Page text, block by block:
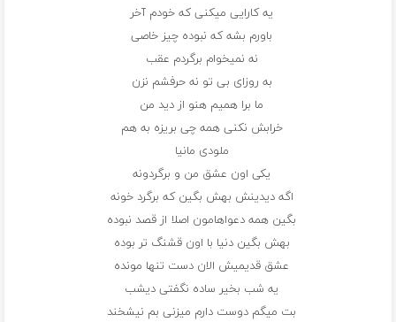
یه کارایی میکنی که خودم آخر
باورم بشه که نبوده چیز خاصی
نه نمیخوام برگردم عقب
به روزای بی تو نه حرفشم نزن
ما برا همیم هنو از دید من
خرابش نکنی همه چی بریزه به هم
ملودی مانیا
یکی اون عشق من و برگردونه
اگه دیدینش بهش بگین که برگرد خونه
بگین همه دعواهامون اصلا از قصد نبوده
بهش بگین دنیا با اون قشنگ تر بوده
عشق قدیمیش الان دست تنها مونده
یه شب بخیر ساده نگفتی دیشب
بت میگم دوست دارم میزنی بم نیشخند